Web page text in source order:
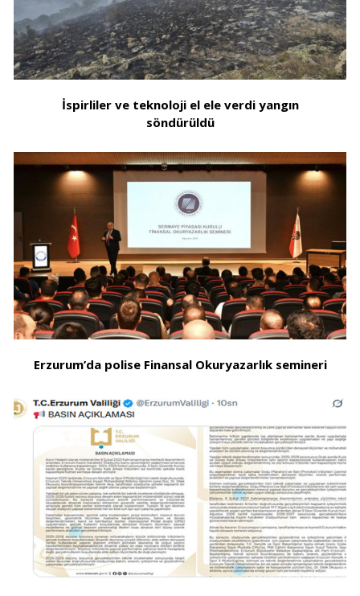
İspirliler ve teknoloji el ele verdi yangın
söndürüldü
Erzurum’da polise Finansal Okuryazarlık semineri